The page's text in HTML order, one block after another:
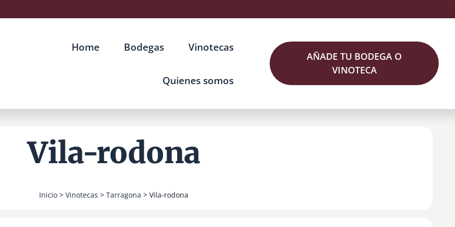
Home Bodegas Vinotecas
Quienes somos
AÑADE TU BODEGA O
VINOTECA
Vila-rodona
Inicio > Vinotecas > Tarragona > Vila-rodona